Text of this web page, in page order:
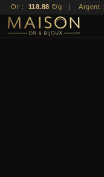
Or : 118.88 €/g | Argent :